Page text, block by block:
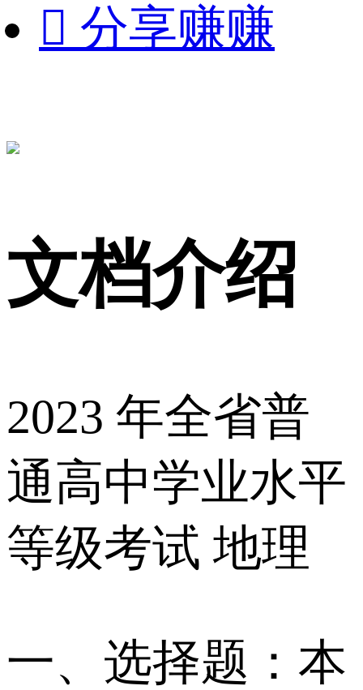
 分享赚赚
文档介绍
2023 年全省普
通高中学业水平
等级考试 地理
一、选择题：本